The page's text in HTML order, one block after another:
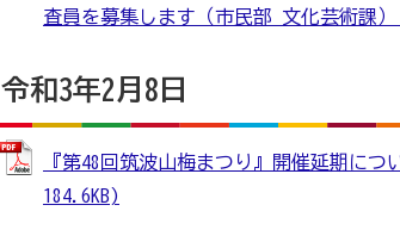
査員を募集します（市民部 文化芸術課
令和3年2月8日
『第48回筑波山梅まつり』開催延期に
184.6KB)